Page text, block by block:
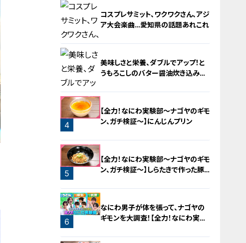
2
コスプレサミット、ワクワクさん、アジ
ア大会楽曲…愛知県の話題あれこれ
3
美味しさと栄養、ダブルでアップ！と
うもろこしのバター醤油炊き込みご
4
【全力！なにわ実験部～ナゴヤのギモ
ン、ガチ検証～】にんじんプリン
5
【全力！なにわ実験部～ナゴヤのギモ
ン、ガチ検証～】しらたきで作った豚
6
なにわ男子が体を張って、ナゴヤの
ギモンを大調査！【全力！なにわ実験